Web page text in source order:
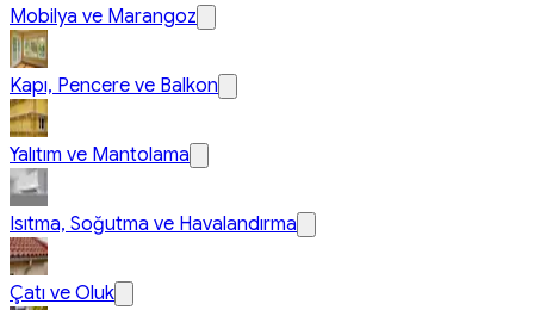
Mobilya ve Marangoz
Kapı, Pencere ve Balkon
Yalıtım ve Mantolama
Isıtma, Soğutma ve Havalandırma
Çatı ve Oluk